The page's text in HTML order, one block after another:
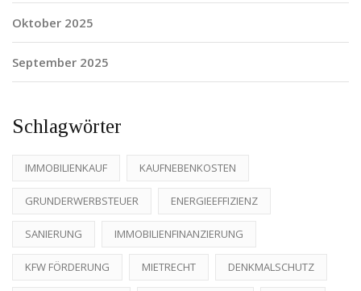
Oktober 2025
September 2025
Schlagwörter
IMMOBILIENKAUF KAUFNEBENKOSTEN
GRUNDERWERBSTEUER ENERGIEEFFIZIENZ
SANIERUNG IMMOBILIENFINANZIERUNG
KFW FÖRDERUNG MIETRECHT DENKMALSCHUTZ